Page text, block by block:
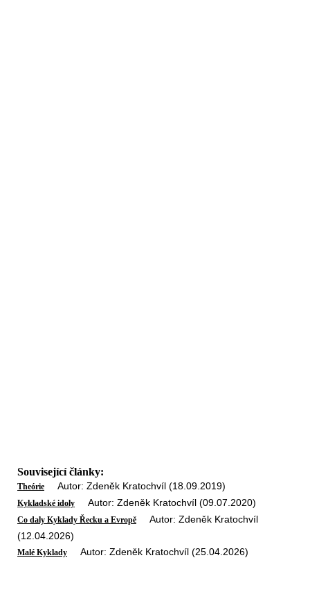
Související články:
Theórie Autor: Zdeněk Kratochvíl (18.09.2019)
Kykladské idoly Autor: Zdeněk Kratochvíl (09.07.2020)
Co daly Kyklady Řecku a Evropě Autor: Zdeněk Kratochvíl
(12.04.2026)
Malé Kyklady Autor: Zdeněk Kratochvíl (25.04.2026)